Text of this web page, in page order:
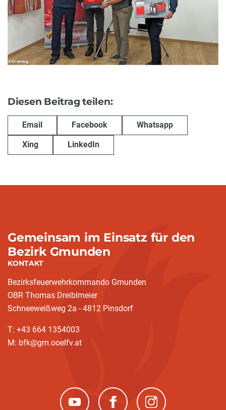
Diesen Beitrag teilen:
Email Facebook Whatsapp
Xing LinkedIn
Gemeinsam im Einsatz für den
Bezirk Gmunden
KONTAKT
Bezirksfeuerwehrkommando Gmunden
OBR Thomas Dreiblmeier
Schneeweißweg 2a - 4812 Pinsdorf
T: +43 664 1354003
M: bfk@gm.ooelfv.at